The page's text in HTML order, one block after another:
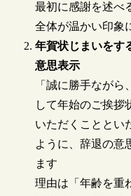
最初に感謝を述べ
全体が温かい印象
年賀状じまいをす
意思表示
「誠に勝手ながら
して年始のご挨拶
いただくこととい
ように、辞退の意
ます
理由は「年齢を重